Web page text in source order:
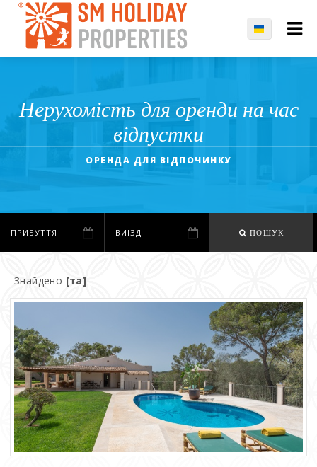
Нерухомість для оренди на час
відпустки
ОРЕНДА ДЛЯ ВІДПОЧИНКУ
ПОШУК
Знайдено [та]